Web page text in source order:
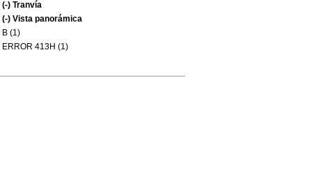
(-) Tranvía
(-) Vista panorámica
B (1)
ERROR 413H (1)